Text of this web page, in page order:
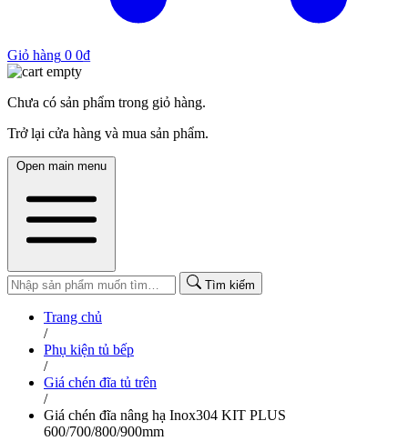
Giỏ hàng 0 0₫
Chưa có sản phẩm trong giỏ hàng.
Trở lại cửa hàng và mua sản phẩm.
Open main menu
Tìm kiếm
Trang chủ
/
Phụ kiện tủ bếp
/
Giá chén đĩa tủ trên
/
Giá chén đĩa nâng hạ Inox304 KIT PLUS
600/700/800/900mm